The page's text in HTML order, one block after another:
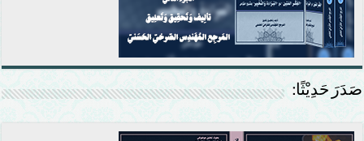
صَدَرَ حَدِيْثًا: